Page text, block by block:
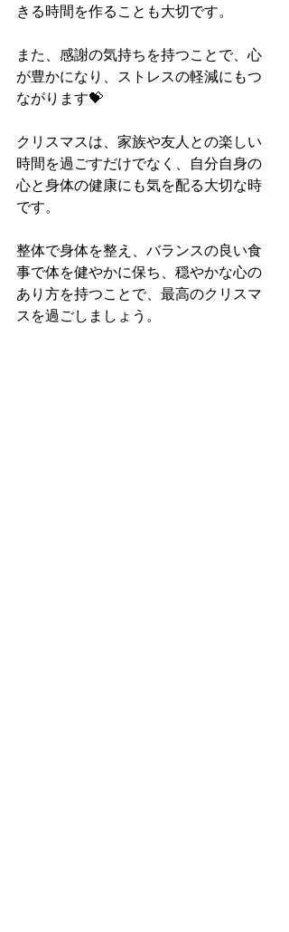
きる時間を作ることも大切です。
また、感謝の気持ちを持つことで、心
が豊かになり、ストレスの軽減にもつ
ながります💝
クリスマスは、家族や友人との楽しい
時間を過ごすだけでなく、自分自身の
心と身体の健康にも気を配る大切な時
です。
整体で身体を整え、バランスの良い食
事で体を健やかに保ち、穏やかな心の
あり方を持つことで、最高のクリスマ
スを過ごしましょう。